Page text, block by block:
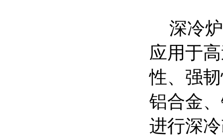
深冷炉
应用于
性、强
铝合金
进行深